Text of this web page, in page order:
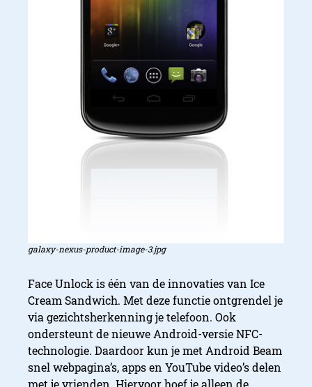
galaxy-nexus-product-image-3.jpg
Face Unlock is één van de innovaties van Ice
Cream Sandwich. Met deze functie ontgrendel je
via gezichtsherkenning je telefoon. Ook
ondersteunt de nieuwe Android-versie NFC-
technologie. Daardoor kun je met Android Beam
snel webpagina’s, apps en YouTube video’s delen
met je vrienden. Hiervoor hoef je alleen de